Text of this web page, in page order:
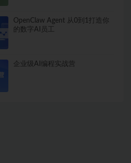
OpenClaw Agent 从0到1打造你
的数字AI员工
企业级AI编程实战营